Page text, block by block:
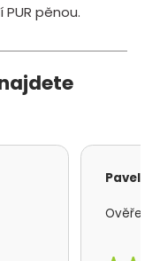
pěnou.
Pavel
Ověřený